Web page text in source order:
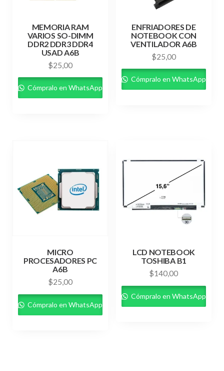
MEMORIA RAM
VARIOS SO-DIMM
DDR2 DDR3 DDR4
USAD A6B
$25,00
Cómpralo en WhatsApp
ENFRIADORES DE
NOTEBOOK CON
VENTILADOR A6B
$25,00
Cómpralo en WhatsApp
MICRO
PROCESADORES PC
A6B
$25,00
Cómpralo en WhatsApp
LCD NOTEBOOK
TOSHIBA B1
$140,00
Cómpralo en WhatsApp